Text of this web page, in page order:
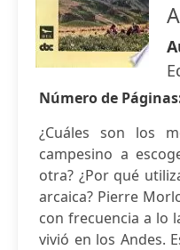
Número de
¿Cuáles son los
campesino a
otra? ¿Por qué
arcaica? Pierre
con frecuencia a lo
vivió en los Andes.